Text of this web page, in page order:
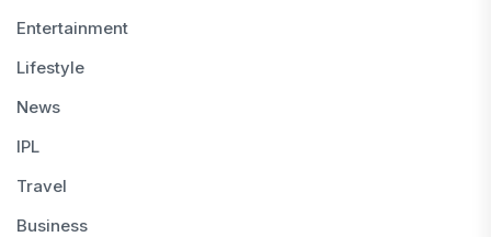
Entertainment
Lifestyle
News
IPL
Travel
Business